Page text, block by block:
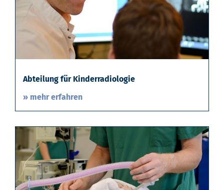
Abteilung für Kinderradiologie
» mehr erfahren